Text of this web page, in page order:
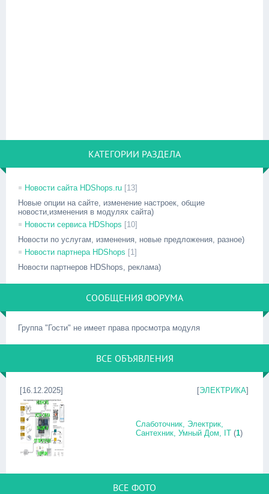
КАТЕГОРИИ РАЗДЕЛА
Новости сайта HDShops.ru [13]
Новые опции на сайте, изменение настроек, общие
новости,изменения в модулях сайта)
Новости сервиса HDShops [10]
Новости по услугам, изменения, новые предложения, разное)
Новости партнера HDShops [1]
Новости партнеров HDShops, реклама)
СООБЩЕНИЯ ФОРУМА
Группа "Гости" не имеет права просмотра модуля
ВСЕ ОБЪЯВЛЕНИЯ
[16.12.2025] [ЭЛЕКТРИКА]
Слаботочник, Электрик,
Сантехник, Умный Дом, IT (1)
ВСЕ ФОТО